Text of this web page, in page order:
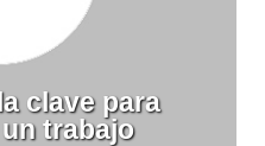
clave para
trabajo